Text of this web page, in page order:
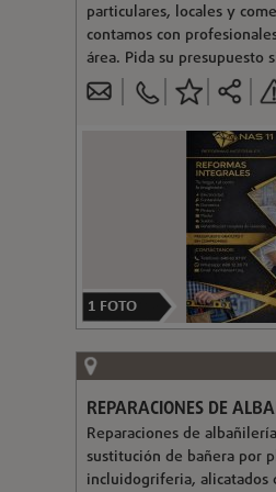
particulares, locales y
contamos con
área. Pida su presupuesto
1 FOTO
REPARACIONES DE
Reparaciones de
sustitución de bañera por
incluidogriferia, alicatados